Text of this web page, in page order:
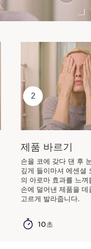
2
제품 바르기
손을 코에 갖다 댄 후
깊게 들이마셔 에센셜
의 아로마 효과를 느껴
손에 덜어낸 제품을 데
고르게 발라줍니다.
10초